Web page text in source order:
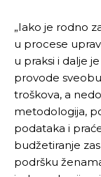
„Iako je rodno
u procese
u praksi i dalje
provode
troškova, a
metodologija,
podataka i
budžetiranje
podršku